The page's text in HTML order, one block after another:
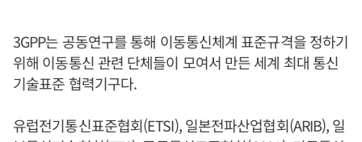
3GPP는 공동연구를 통해 이동통신체계 표준규격을 정하기
위해 이동통신 관련 단체들이 모여서 만든 세계 최대 통신
기술표준 협력기구다.
유럽전기통신표준협회(ETSI), 일본전파산업협회(ARIB), 일